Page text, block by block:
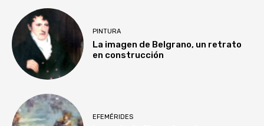
PINTURA
La imagen de Belgrano, un retrato
en construcción
EFEMÉRIDES